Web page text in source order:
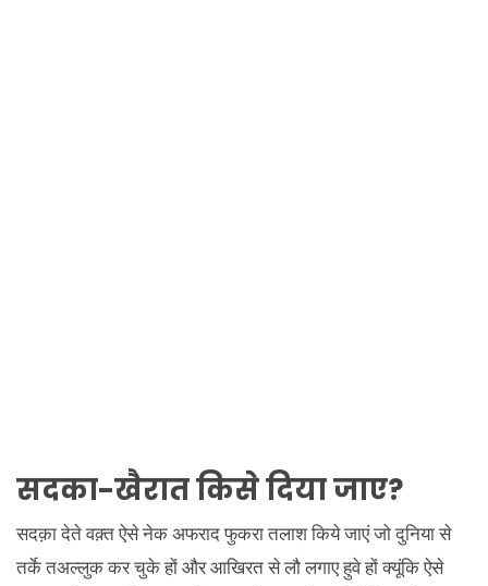
सदका-खैरात किसे दिया जाए?
सदक़ा देते वक़्त ऐसे नेक अफराद फुकरा तलाश किये जाएं जो दुनिया से
तर्के तअल्लुक कर चुके हों और आखिरत से लौ लगाए हुवे हों क्यूंकि ऐसे